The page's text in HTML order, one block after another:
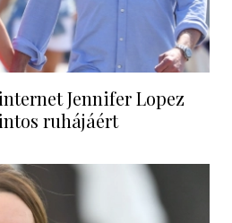
Jennifer Lopez
ruhájáért